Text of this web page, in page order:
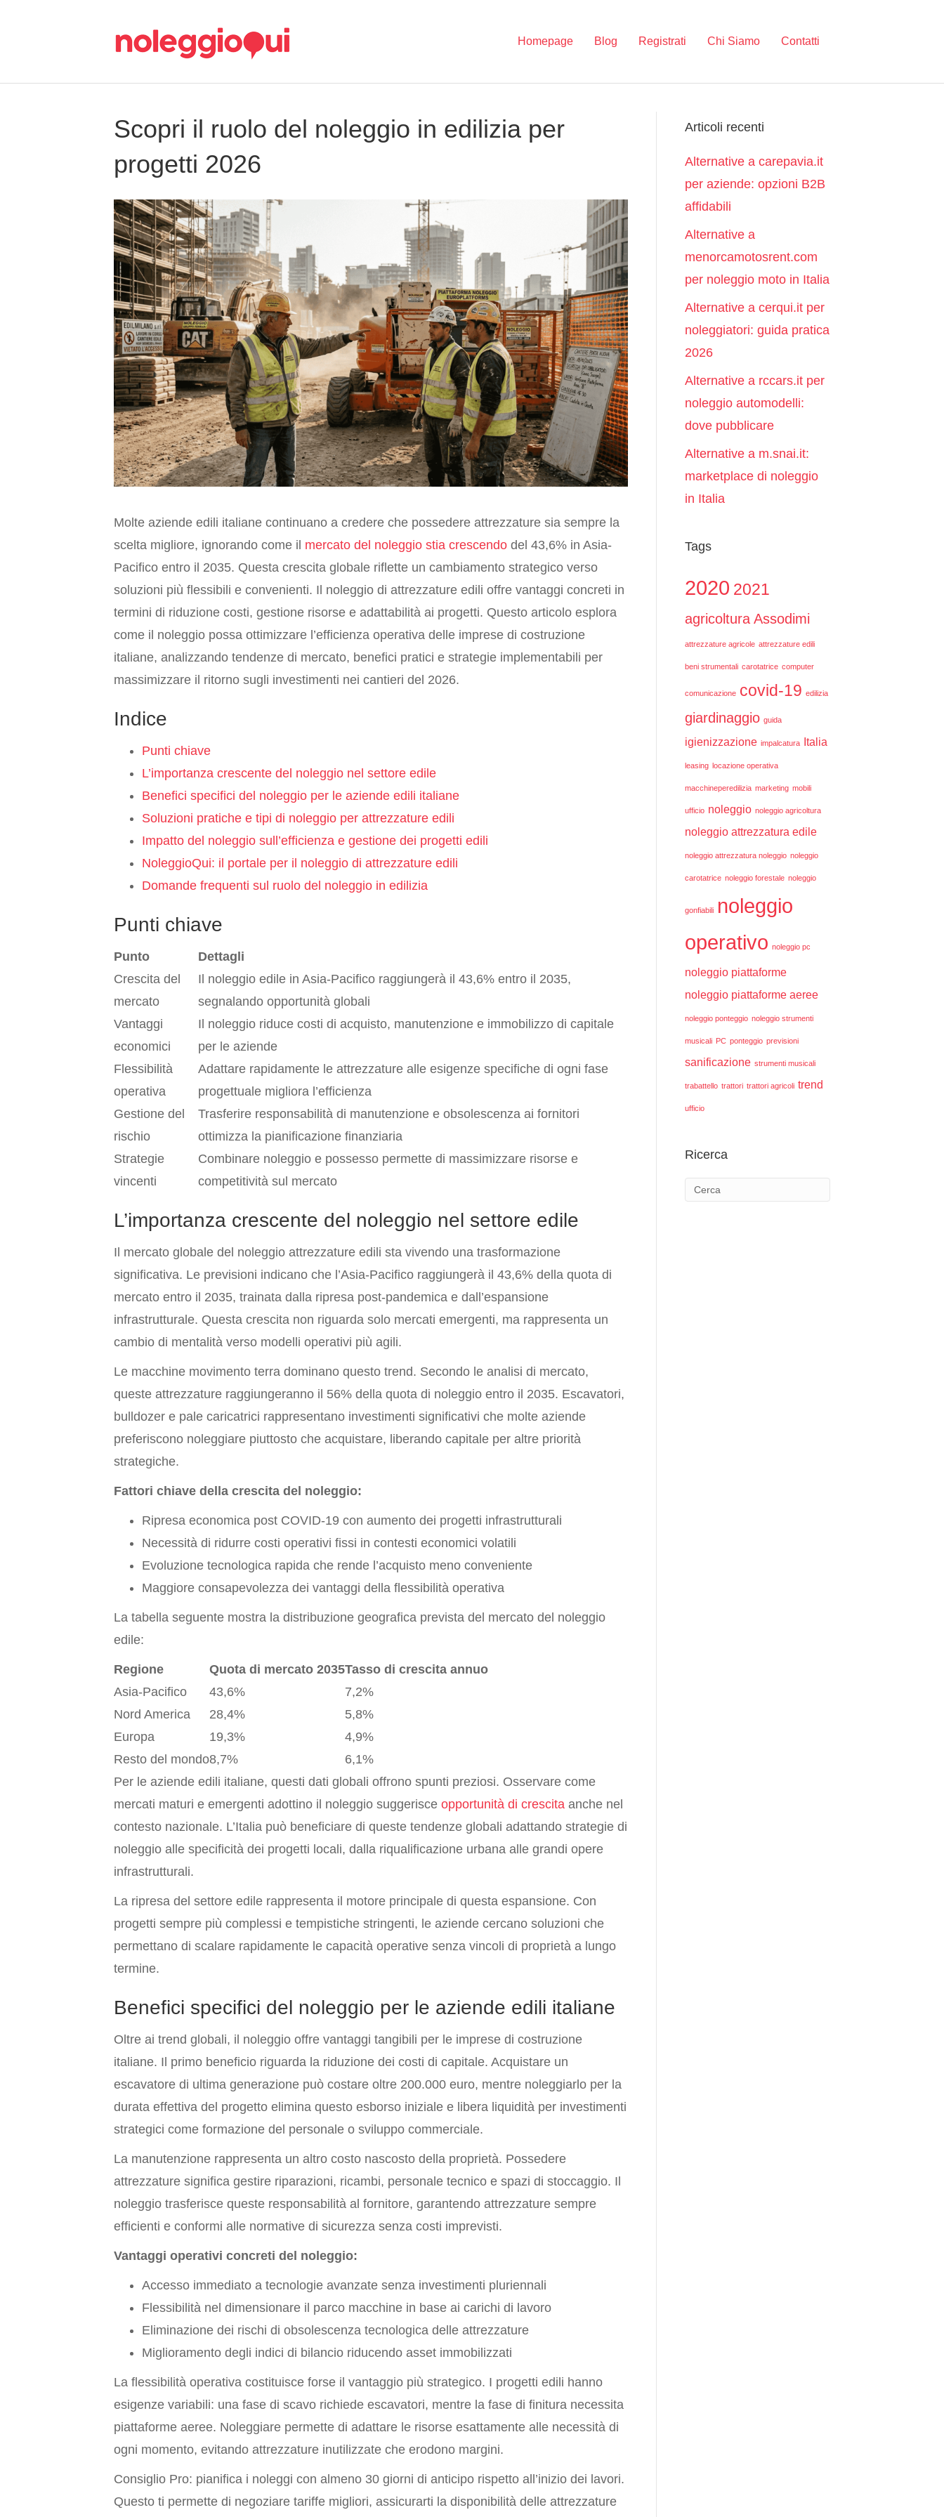
Homepage Blog Registrati Chi Siamo Contatti
Scopri il ruolo del noleggio in edilizia per
progetti 2026
Molte aziende edili italiane continuano a credere che possedere attrezzature sia sempre la
scelta migliore, ignorando come il mercato del noleggio stia crescendo del 43,6% in Asia-
Pacifico entro il 2035. Questa crescita globale riflette un cambiamento strategico verso
soluzioni più flessibili e convenienti. Il noleggio di attrezzature edili offre vantaggi concreti in
termini di riduzione costi, gestione risorse e adattabilità ai progetti. Questo articolo esplora
come il noleggio possa ottimizzare l’efficienza operativa delle imprese di costruzione
italiane, analizzando tendenze di mercato, benefici pratici e strategie implementabili per
massimizzare il ritorno sugli investimenti nei cantieri del 2026.
Indice
Punti chiave
L’importanza crescente del noleggio nel settore edile
Benefici specifici del noleggio per le aziende edili italiane
Soluzioni pratiche e tipi di noleggio per attrezzature edili
Impatto del noleggio sull’efficienza e gestione dei progetti edili
NoleggioQui: il portale per il noleggio di attrezzature edili
Domande frequenti sul ruolo del noleggio in edilizia
Punti chiave
Punto
Dettagli
Crescita del
mercato
Il noleggio edile in Asia-Pacifico raggiungerà il 43,6% entro il 2035,
segnalando opportunità globali
Vantaggi
economici
Il noleggio riduce costi di acquisto, manutenzione e immobilizzo di capitale
per le aziende
Flessibilità
operativa
Adattare rapidamente le attrezzature alle esigenze specifiche di ogni fase
progettuale migliora l’efficienza
Gestione del
rischio
Trasferire responsabilità di manutenzione e obsolescenza ai fornitori
ottimizza la pianificazione finanziaria
Strategie
vincenti
Combinare noleggio e possesso permette di massimizzare risorse e
competitività sul mercato
L’importanza crescente del noleggio nel settore edile
Il mercato globale del noleggio attrezzature edili sta vivendo una trasformazione
significativa. Le previsioni indicano che l’Asia-Pacifico raggiungerà il 43,6% della quota di
mercato entro il 2035, trainata dalla ripresa post-pandemica e dall’espansione
infrastrutturale. Questa crescita non riguarda solo mercati emergenti, ma rappresenta un
cambio di mentalità verso modelli operativi più agili.
Le macchine movimento terra dominano questo trend. Secondo le analisi di mercato,
queste attrezzature raggiungeranno il 56% della quota di noleggio entro il 2035. Escavatori,
bulldozer e pale caricatrici rappresentano investimenti significativi che molte aziende
preferiscono noleggiare piuttosto che acquistare, liberando capitale per altre priorità
strategiche.
Fattori chiave della crescita del noleggio:
Ripresa economica post COVID-19 con aumento dei progetti infrastrutturali
Necessità di ridurre costi operativi fissi in contesti economici volatili
Evoluzione tecnologica rapida che rende l’acquisto meno conveniente
Maggiore consapevolezza dei vantaggi della flessibilità operativa
La tabella seguente mostra la distribuzione geografica prevista del mercato del noleggio
edile:
Regione Quota di mercato 2035Tasso di crescita annuo
Asia-Pacifico
43,6%
7,2%
Nord America
28,4%
5,8%
Europa
19,3%
4,9%
Resto del mondo8,7%
6,1%
Per le aziende edili italiane, questi dati globali offrono spunti preziosi. Osservare come
mercati maturi e emergenti adottino il noleggio suggerisce opportunità di crescita anche nel
contesto nazionale. L’Italia può beneficiare di queste tendenze globali adattando strategie di
noleggio alle specificità dei progetti locali, dalla riqualificazione urbana alle grandi opere
infrastrutturali.
La ripresa del settore edile rappresenta il motore principale di questa espansione. Con
progetti sempre più complessi e tempistiche stringenti, le aziende cercano soluzioni che
permettano di scalare rapidamente le capacità operative senza vincoli di proprietà a lungo
termine.
Benefici specifici del noleggio per le aziende edili italiane
Oltre ai trend globali, il noleggio offre vantaggi tangibili per le imprese di costruzione
italiane. Il primo beneficio riguarda la riduzione dei costi di capitale. Acquistare un
escavatore di ultima generazione può costare oltre 200.000 euro, mentre noleggiarlo per la
durata effettiva del progetto elimina questo esborso iniziale e libera liquidità per investimenti
strategici come formazione del personale o sviluppo commerciale.
La manutenzione rappresenta un altro costo nascosto della proprietà. Possedere
attrezzature significa gestire riparazioni, ricambi, personale tecnico e spazi di stoccaggio. Il
noleggio trasferisce queste responsabilità al fornitore, garantendo attrezzature sempre
efficienti e conformi alle normative di sicurezza senza costi imprevisti.
Vantaggi operativi concreti del noleggio:
Accesso immediato a tecnologie avanzate senza investimenti pluriennali
Flessibilità nel dimensionare il parco macchine in base ai carichi di lavoro
Eliminazione dei rischi di obsolescenza tecnologica delle attrezzature
Miglioramento degli indici di bilancio riducendo asset immobilizzati
La flessibilità operativa costituisce forse il vantaggio più strategico. I progetti edili hanno
esigenze variabili: una fase di scavo richiede escavatori, mentre la fase di finitura necessita
piattaforme aeree. Noleggiare permette di adattare le risorse esattamente alle necessità di
ogni momento, evitando attrezzature inutilizzate che erodono margini.
Consiglio Pro: pianifica i noleggi con almeno 30 giorni di anticipo rispetto all’inizio dei lavori.
Questo ti permette di negoziare tariffe migliori, assicurarti la disponibilità delle attrezzature
Articoli recenti
Alternative a carepavia.it
per aziende: opzioni B2B
affidabili
Alternative a
menorcamotosrent.com
per noleggio moto in Italia
Alternative a cerqui.it per
noleggiatori: guida pratica
2026
Alternative a rccars.it per
noleggio automodelli:
dove pubblicare
Alternative a m.snai.it:
marketplace di noleggio
in Italia
Tags
2020 2021
agricoltura Assodimi
attrezzature agricole attrezzature edili
beni strumentali carotatrice computer
comunicazione covid-19 edilizia
giardinaggio guida
igienizzazione impalcatura Italia
leasing locazione operativa
macchineperedilizia marketing mobili
ufficio noleggio noleggio agricoltura
noleggio attrezzatura edile
noleggio attrezzatura noleggio noleggio
carotatrice noleggio forestale noleggio
gonfiabili
noleggio
operativo noleggio pc
noleggio piattaforme
noleggio piattaforme aeree
noleggio ponteggio noleggio strumenti
musicali PC ponteggio previsioni
sanificazione strumenti musicali
trabattello trattori trattori agricoli trend
ufficio
Ricerca